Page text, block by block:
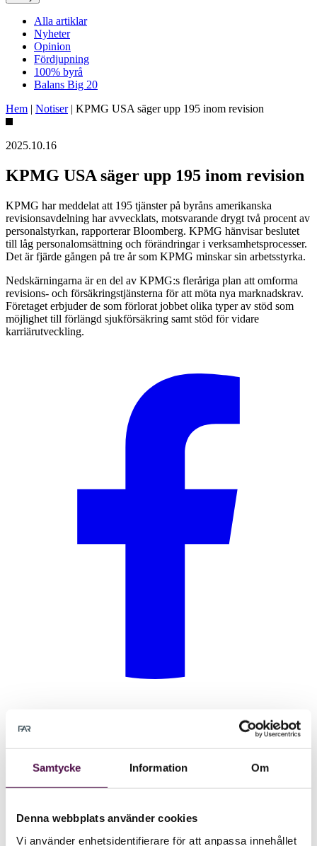
Samtycke Information Om
Denna webbplats använder cookies
Vi använder enhetsidentifierare för att anpassa innehållet
Alla artiklar
Nyheter
Opinion
Fördjupning
100% byrå
Balans Big 20
Hem | Notiser| KPMG USA säger upp 195 inom revision
2025.10.16
KPMG USA säger upp 195 inom revision
KPMG har meddelat att 195 tjänster på byråns amerikanska
revisionsavdelning har avvecklats, motsvarande drygt två procent av
personalstyrkan, rapporterar Bloomberg. KPMG hänvisar beslutet
till låg personalomsättning och förändringar i verksamhetsprocesser.
Det är fjärde gången på tre år som KPMG minskar sin arbetsstyrka.
Nedskärningarna är en del av KPMG:s fleråriga plan att omforma
revisions- och försäkringstjänsterna för att möta nya marknadskrav.
Företaget erbjuder de som förlorat jobbet olika typer av stöd som
möjlighet till förlängd sjukförsäkring samt stöd för vidare
karriärutveckling.